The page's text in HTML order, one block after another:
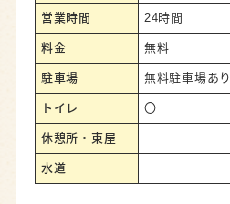
営業時間 24時間
料金 無料
駐車場 無料駐車場あり
トイレ 〇
休憩所・東屋 －
水道 －